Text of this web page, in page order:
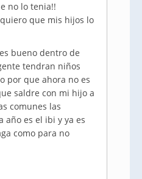
no lo tenia!!
que mis hijos lo
bueno dentro de
tendran niños
por que ahora no es
saldre con mi hijo a
comunes las
año es el ibi y ya es
como para no